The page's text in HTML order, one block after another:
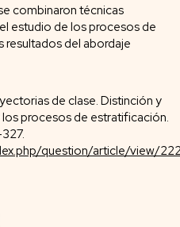
combinaron técnicas
estudio de los procesos de
resultados del abordaje
de clase. Distinción y
procesos de estratificación.
question/article/view/